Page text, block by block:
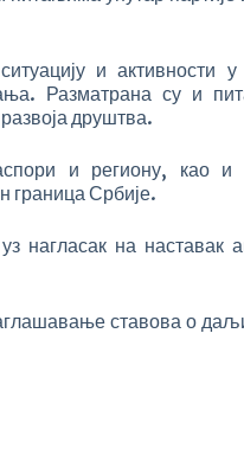
и активности
Разматрана су и
друштва.
и региону, као и
граница Србије.
нагласак на наставак
ставова о